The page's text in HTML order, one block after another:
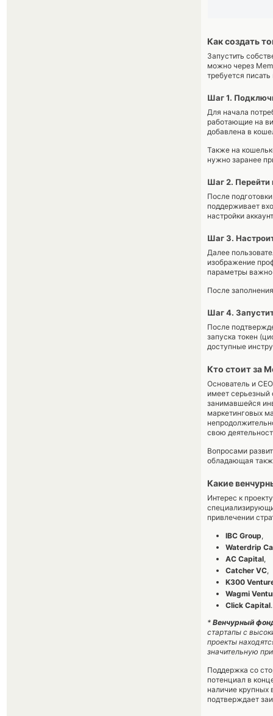
Как создать
Запустить
можно через
требуется
Шаг 1.
Для начала
работающие на
добавлена в
Также на
нужно заранее
Шаг 2. Перейти
После
поддерживает
настройки
Шаг 3.
Далее
изображение
параметры важно
После
Шаг 4.
После
запуска токен
доступные
Кто стоит за
Основатель и
имеет серьезный
занимавшейся
маркетинговых
свою
Вопросами
обладающая
Какие
Интерес к
привлечении
IBC Group,
Waterdrip
AC Capital,
Catcher VC,
K300
Wagmi
Click Capital.
* Венчурный
стартапы с
проекты
значительную
Поддержка со
потенциал в
наличие крупных
подтверждает